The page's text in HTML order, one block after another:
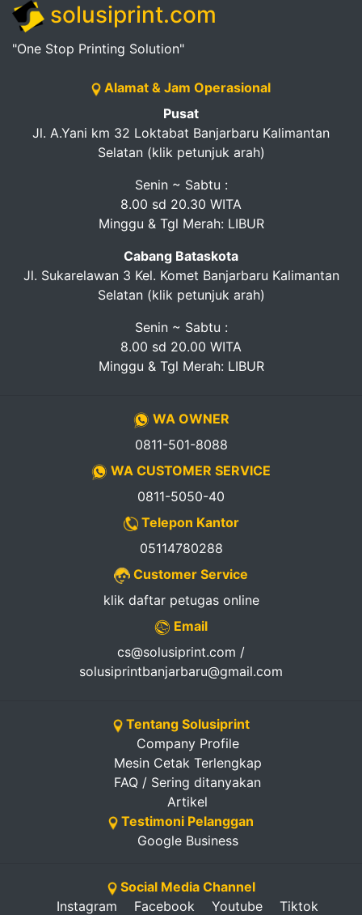
solusiprint.com
"One Stop Printing Solution"
Alamat & Jam Operasional
Pusat
Jl. A.Yani km 32 Loktabat Banjarbaru Kalimantan
Selatan (klik petunjuk arah)
Senin ~ Sabtu :
8.00 sd 20.30 WITA
Minggu & Tgl Merah: LIBUR
Cabang Bataskota
Jl. Sukarelawan 3 Kel. Komet Banjarbaru Kalimantan
Selatan (klik petunjuk arah)
Senin ~ Sabtu :
8.00 sd 20.00 WITA
Minggu & Tgl Merah: LIBUR
WA OWNER
0811-501-8088
WA CUSTOMER SERVICE
0811-5050-40
Telepon Kantor
05114780288
Customer Service
klik daftar petugas online
Email
cs@solusiprint.com /
solusiprintbanjarbaru@gmail.com
Tentang Solusiprint
Company Profile
Mesin Cetak Terlengkap
FAQ / Sering ditanyakan
Artikel
Testimoni Pelanggan
Google Business
Social Media Channel
Instagram
Facebook Youtube Tiktok